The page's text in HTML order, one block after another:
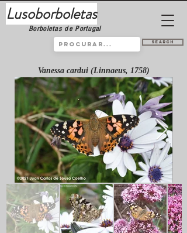
Lusoborboletas
Borboletas de Portugal
Search
Vanessa cardui (Linnaeus, 1758)